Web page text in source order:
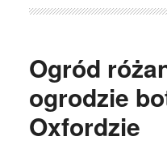
Ogród
ogrodzie
Oxfordzie